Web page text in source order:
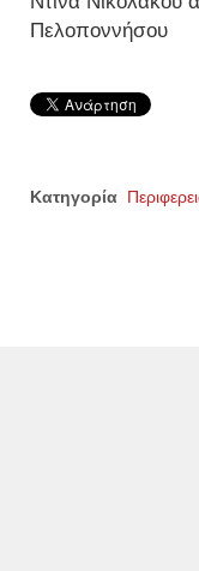
Πελοποννήσου
Κατηγορία